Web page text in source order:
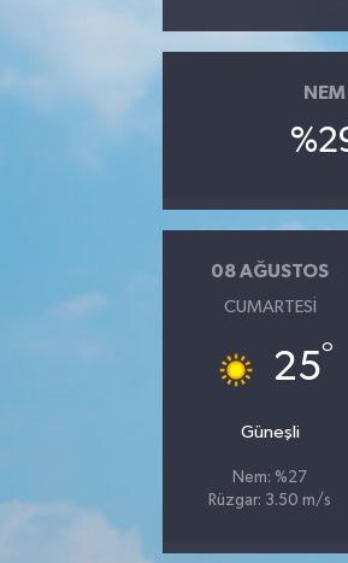
NEM
08 AĞUSTOS
CUMARTESI
25°
Güneşli
Nem: %27
Rüzgar: 3.50 m/s